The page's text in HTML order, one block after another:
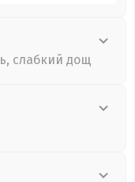
слабкий дощ